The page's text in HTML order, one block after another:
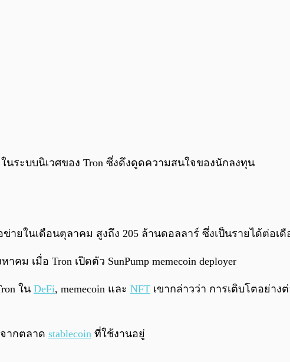
ระบบนิเวศของ Tron ซึ่งดึงดูดความสนใจของนักลงทุน
ข่ายในเดือนตุลาคม สูงถึง 205 ล้านดอลลาร์ ซึ่งเป็นรายได้ต่อเ
เมื่อ Tron เปิดตัว SunPump memecoin deployer
ใน DeFi, memecoin และ NFT เขากล่าวว่า การเติบโตอย่าง
ากตลาด stablecoin ที่ใช้งานอยู่